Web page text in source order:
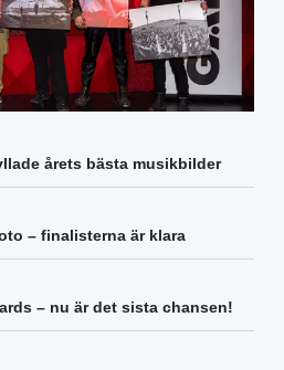
årets bästa musikbilder
– finalisterna är klara
– nu är det sista chansen!